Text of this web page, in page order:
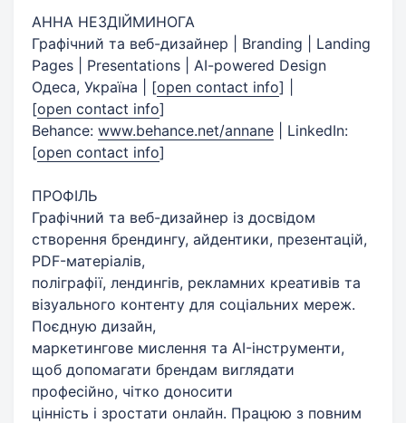
АННА НЕЗДІЙМИНОГА
Графічний та веб-дизайнер | Branding | Landing
Pages | Presentations | AI-powered Design
Одеса, Україна | [open contact info]
[open contact info]
Behance: www.behance.net/annane | LinkedIn:
[open contact info]
ПРОФІЛЬ
Графічний та веб-дизайнер із досвідом
створення брендингу, айдентики, презентацій,
PDF-матеріалів,
поліграфії, лендингів, рекламних креативів та
візуального контенту для соціальних мереж.
Поєдную дизайн,
маркетингове мислення та AI-інструменти,
щоб допомагати брендам виглядати
професійно, чітко доносити
цінність і зростати онлайн. Працюю з повним